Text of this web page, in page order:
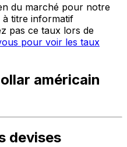
du marché pour notre
à titre informatif
pas ce taux lors de
pour voir les taux
américain
devises